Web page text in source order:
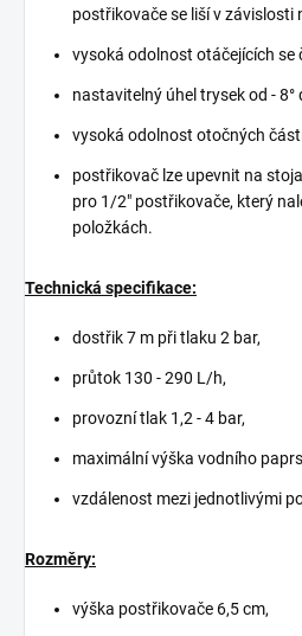
postřikovače se liší v závislosti
vysoká odolnost otáčejících se
nastavitelný úhel trysek od - 8°
vysoká odolnost otočných
postřikovač lze upevnit na
pro 1/2" postřikovače, který
položkách.
Technická specifikace:
dostřik 7 m při tlaku 2 bar,
průtok 130 - 290 L/h,
provozní tlak 1,2 - 4 bar,
maximální výška vodního
vzdálenost mezi jednotlivými
Rozměry:
výška postřikovače 6,5 cm,